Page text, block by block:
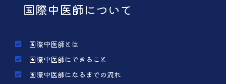
国際中医師について
国際中医師とは
国際中医師にできること
国際中医師になるまでの流れ